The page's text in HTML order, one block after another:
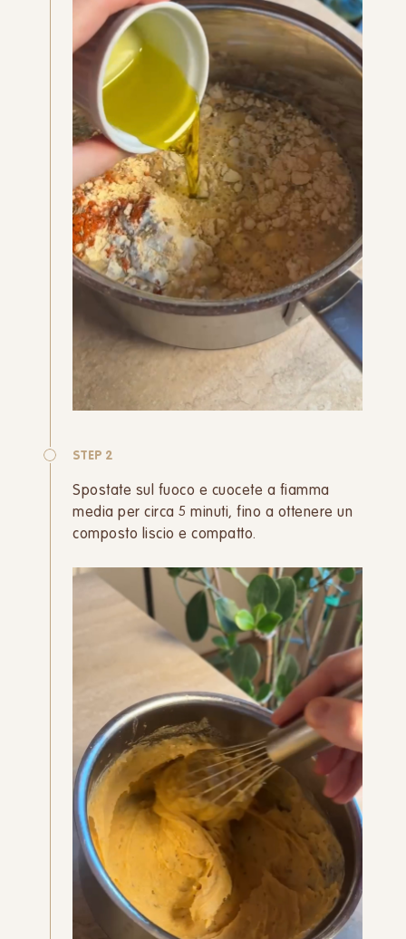
STEP 2
Spostate sul fuoco e cuocete a fiamma
media per circa 5 minuti, fino a ottenere un
composto liscio e compatto.